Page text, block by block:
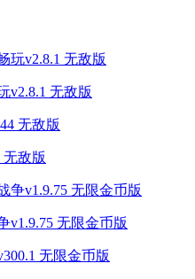
v2.8.1 无敌版
敌版
v1.9.75 无限金币版